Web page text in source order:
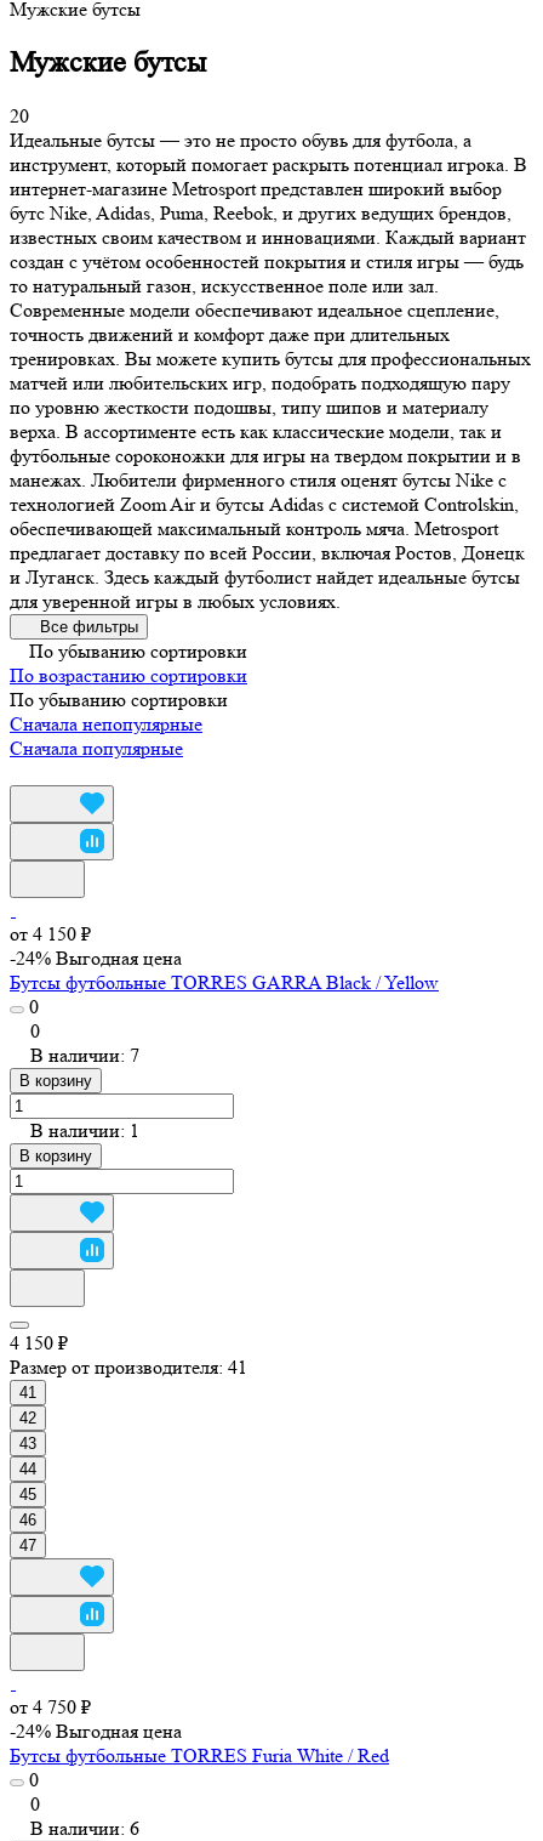
Мужские бутсы
Мужские бутсы
20
Идеальные бутсы — это не просто обувь для футбола, а
инструмент, который помогает раскрыть потенциал игрока. В
интернет-магазине Metrosport представлен широкий выбор
бутс Nike, Adidas, Puma, Reebok, и других ведущих брендов,
известных своим качеством и инновациями. Каждый вариант
создан с учётом особенностей покрытия и стиля игры — будь
то натуральный газон, искусственное поле или зал.
Современные модели обеспечивают идеальное сцепление,
точность движений и комфорт даже при длительных
тренировках. Вы можете купить бутсы для профессиональных
матчей или любительских игр, подобрать подходящую пару
по уровню жесткости подошвы, типу шипов и материалу
верха. В ассортименте есть как классические модели, так и
футбольные сороконожки для игры на твердом покрытии и в
манежах. Любители фирменного стиля оценят бутсы Nike с
технологией Zoom Air и бутсы Adidas с системой Controlskin,
обеспечивающей максимальный контроль мяча. Metrosport
предлагает доставку по всей России, включая Ростов, Донецк
и Луганск. Здесь каждый футболист найдет идеальные бутсы
для уверенной игры в любых условиях.
Все фильтры
По убыванию сортировки
По возрастанию сортировки
По убыванию сортировки
Сначала непопулярные
Сначала популярные
от 4 150 ₽
-24% Выгодная цена
Бутсы футбольные TORRES GARRA Black / Yellow
0
0
В наличии: 7
В корзину
В наличии: 1
В корзину
4 150 ₽
Размер от производителя: 41
41
42
43
44
45
46
47
от 4 750 ₽
-24% Выгодная цена
Бутсы футбольные TORRES Furia White / Red
0
0
В наличии: 6